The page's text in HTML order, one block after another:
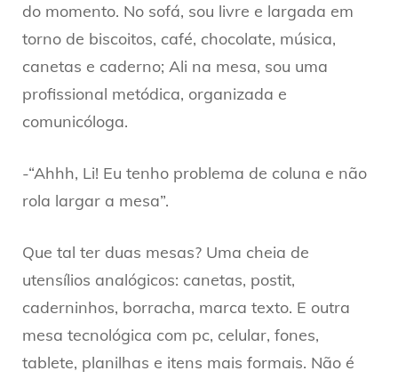
do momento. No sofá, sou livre e largada em
torno de biscoitos, café, chocolate, música,
canetas e caderno; Ali na mesa, sou uma
profissional metódica, organizada e
comunicóloga.
-“Ahhh, Li! Eu tenho problema de coluna e não
rola largar a mesa”.
Que tal ter duas mesas? Uma cheia de
utensílios analógicos: canetas, postit,
caderninhos, borracha, marca texto. E outra
mesa tecnológica com pc, celular, fones,
tablete, planilhas e itens mais formais. Não é